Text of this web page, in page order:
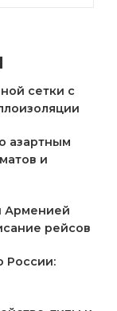
сетки с
азартным
и
Арменией
рейсов
России: